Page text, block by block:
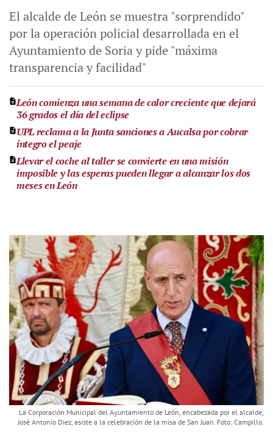
El alcalde de León se muestra "sorprendido"
por la operación policial desarrollada en el
Ayuntamiento de Soria y pide "máxima
transparencia y facilidad"
León comienza una semana de calor creciente que dejará
36 grados el día del eclipse
UPL reclama a la Junta sanciones a Aucalsa por cobrar
íntegro el peaje
Llevar el coche al taller se convierte en una misión
imposible y las esperas pueden llegar a alcanzar los dos
meses en León
La Corporación Municipal del Ayuntamiento de León, encabezada por el alcalde,
José Antonio Diez, asiste a la celebración de la misa de San Juan. Foto: Campillo.